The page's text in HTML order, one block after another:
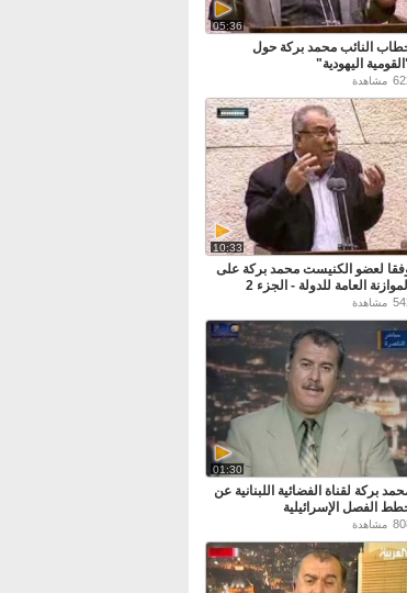
05:36
النائب محمد بركة حول
اليهودية"
مشاهدة
10:33
لعضو الكنيست محمد بركة على
الموازنة العامة للدولة - الجزء 2
مشاهدة
01:30
بركة لقناة الفضائية اللبنانية عن
الفصل الإسرائيلية
مشاهدة